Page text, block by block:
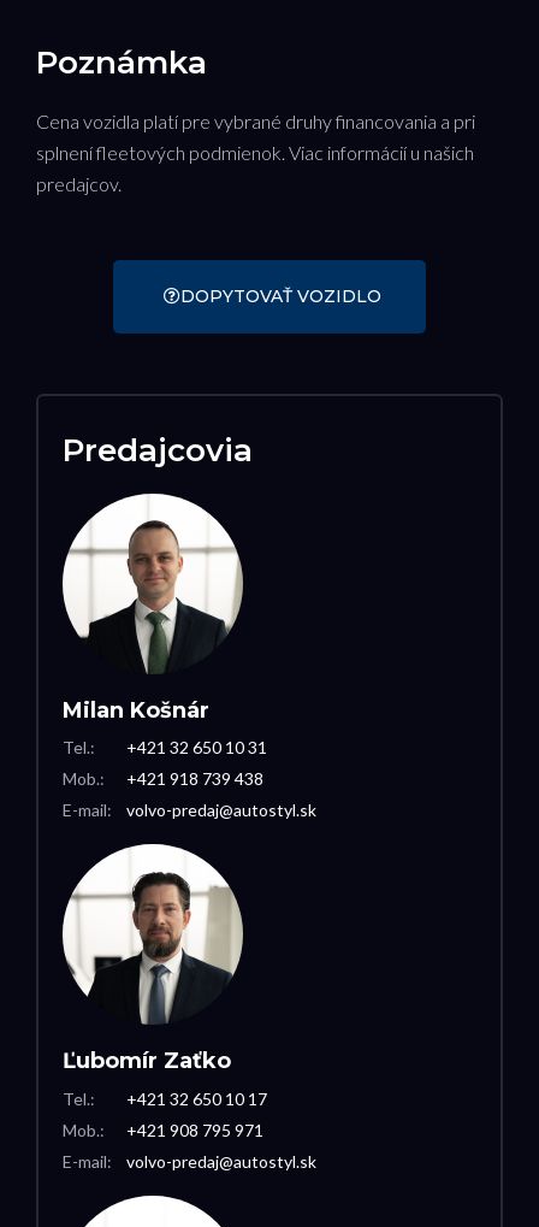
Poznámka
Cena vozidla platí pre vybrané druhy financovania a pri
splnení fleetových podmienok. Viac informácií u našich
predajcov.
DOPYTOVAŤ VOZIDLO
Predajcovia
Milan Košnár
Tel.:
Mob.:
E-mail:
+421 32 650 10 31
+421 918 739 438
volvo-predaj@autostyl.sk
Ľubomír Zaťko
Tel.:
Mob.:
E-mail:
+421 32 650 10 17
+421 908 795 971
volvo-predaj@autostyl.sk